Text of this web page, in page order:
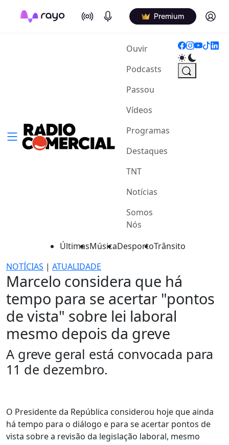
On Air Podcasts Premium Log in
Ouvir(current)
Podcasts
Passou
Vídeos
Programas
Destaques
TNT
Notícias
Somos
Nós
ÚltimasMúsicaDesportoTrânsito
NOTÍCIAS | ATUALIDADE
Marcelo considera que há
tempo para se acertar "pontos
de vista" sobre lei laboral
mesmo depois da greve
A greve geral está convocada para
11 de dezembro.
O Presidente da República considerou hoje que ainda
há tempo para o diálogo e para se acertar pontos de
vista sobre a revisão da legislação laboral, mesmo